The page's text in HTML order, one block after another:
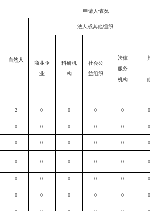
申请人情况
自然人
法人或其他组织
商业企
业
科研机
构
社会公
益组织
法律
服务
机构
2 0 0 0 0 0
0 0 0 0 0 0
0 0 0 0 0 0
0 0 0 0 0 0
0 0 0 0 0 0
0 0 0 0 0 0